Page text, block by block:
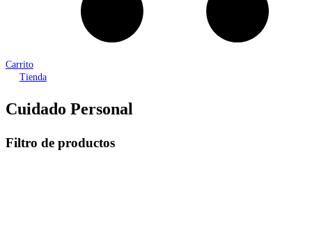
Carrito
Tienda
Cuidado Personal
Filtro de productos